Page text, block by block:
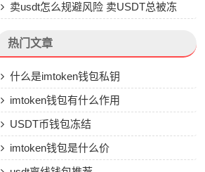
你的钱
卖usdt怎么规避风险 卖USDT总被冻
热门文章
什么是imtoken钱包私钥
imtoken钱包有什么作用
USDT币钱包冻结
imtoken钱包是什么价